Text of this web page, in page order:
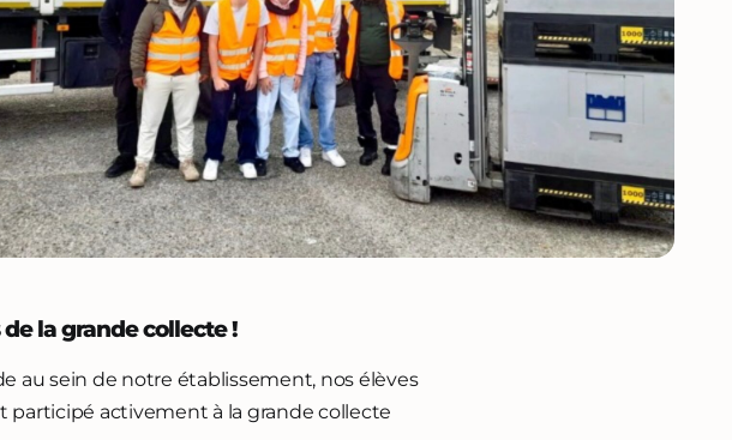
la grande collecte !
au sein de notre établissement, nos élèves
participé activement à la grande collecte